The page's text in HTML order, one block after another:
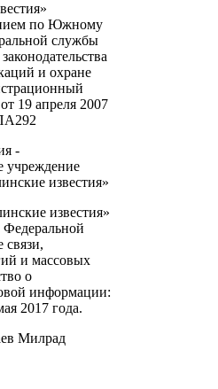
по Южному
службы
и охране
19 апреля 2007
-
учреждение
известия»
известия»
Федеральной
связи,
и массовых
о
информации:
2017 года.
Милрад